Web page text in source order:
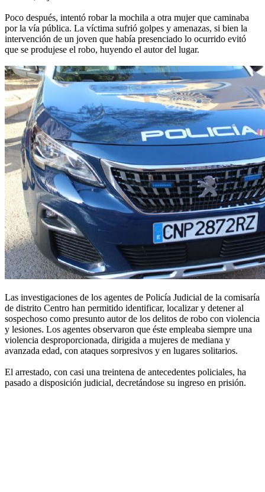
Poco después, intentó robar la mochila a otra mujer que caminaba
por la vía pública. La víctima sufrió golpes y amenazas, si bien la
intervención de un joven que había presenciado lo ocurrido evitó
que se produjese el robo, huyendo el autor del lugar.
Las investigaciones de los agentes de Policía Judicial de la comisaría
de distrito Centro han permitido identificar, localizar y detener al
sospechoso como presunto autor de los delitos de robo con violencia
y lesiones. Los agentes observaron que éste empleaba siempre una
violencia desproporcionada, dirigida a mujeres de mediana y
avanzada edad, con ataques sorpresivos y en lugares solitarios.
El arrestado, con casi una treintena de antecedentes policiales, ha
pasado a disposición judicial, decretándose su ingreso en prisión.